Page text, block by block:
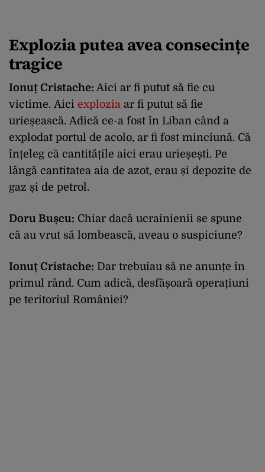
Explozia putea avea consecințe
tragice
Ionuț Cristache: Aici ar fi putut să fie cu
victime. Aici explozia ar fi putut să fie
urieșească. Adică ce-a fost în Liban când a
explodat portul de acolo, ar fi fost minciună. Că
înțeleg că cantitățile aici erau urieșești. Pe
lângă cantitatea aia de azot, erau și depozite de
gaz și de petrol.
Doru Bușcu: Chiar dacă ucrainienii se spune
că au vrut să lombească, aveau o suspiciune?
Ionuț Cristache: Dar trebuiau să ne anunțe în
primul rând. Cum adică, desfășoară operațiuni
pe teritoriul României?